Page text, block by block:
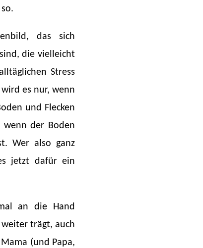
das sich
die vielleicht
Stress
es nur, wenn
und Flecken
der Boden
Wer also ganz
jetzt dafür ein
an die Hand
trägt, auch
(und Papa,